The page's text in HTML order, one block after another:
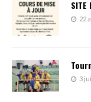
SITE
22
3